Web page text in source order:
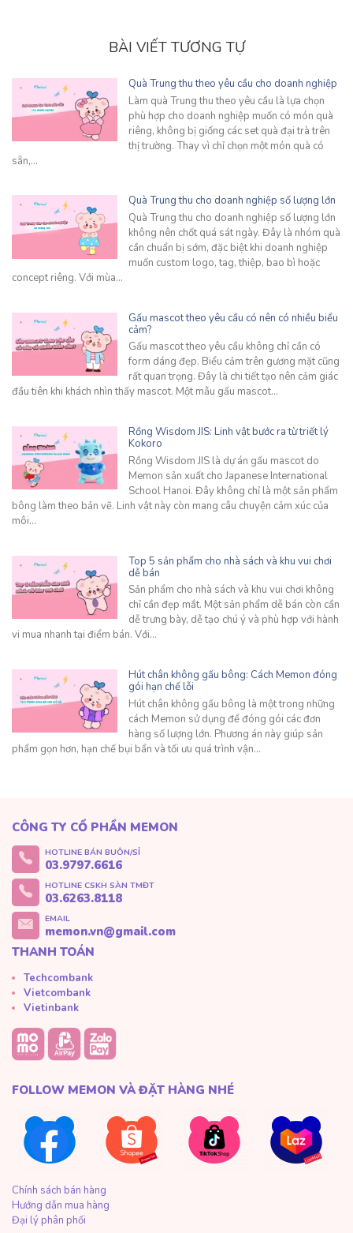
BÀI VIẾT TƯƠNG TỰ
Quà Trung thu theo yêu cầu cho doanh nghiệp
Làm quà Trung thu theo yêu cầu là lựa chọn
phù hợp cho doanh nghiệp muốn có món quà
riêng, không bị giống các set quà đại trà trên
thị trường. Thay vì chỉ chọn một món quà có
sẵn,…
Quà Trung thu cho doanh nghiệp số lượng lớn
Quà Trung thu cho doanh nghiệp số lượng lớn
không nên chốt quá sát ngày. Đây là nhóm quà
cần chuẩn bị sớm, đặc biệt khi doanh nghiệp
muốn custom logo, tag, thiệp, bao bì hoặc
concept riêng. Với mùa…
Gấu mascot theo yêu cầu có nên có nhiều biểu
cảm?
Gấu mascot theo yêu cầu không chỉ cần có
form dáng đẹp. Biểu cảm trên gương mặt cũng
rất quan trọng. Đây là chi tiết tạo nên cảm giác
đầu tiên khi khách nhìn thấy mascot. Một mẫu gấu mascot…
Rồng Wisdom JIS: Linh vật bước ra từ triết lý
Kokoro
Rồng Wisdom JIS là dự án gấu mascot do
Memon sản xuất cho Japanese International
School Hanoi. Đây không chỉ là một sản phẩm
bông làm theo bản vẽ. Linh vật này còn mang câu chuyện cảm xúc của
môi…
Top 5 sản phẩm cho nhà sách và khu vui chơi
dễ bán
Sản phẩm cho nhà sách và khu vui chơi không
chỉ cần đẹp mắt. Một sản phẩm dễ bán còn cần
dễ trưng bày, dễ tạo chú ý và phù hợp với hành
vi mua nhanh tại điểm bán. Với…
Hút chân không gấu bông: Cách Memon đóng
gói hạn chế lỗi
Hút chân không gấu bông là một trong những
cách Memon sử dụng để đóng gói các đơn
hàng số lượng lớn. Phương án này giúp sản
phẩm gọn hơn, hạn chế bụi bẩn và tối ưu quá trình vận…
CÔNG TY CỔ PHẦN MEMON
HOTLINE BÁN BUÔN/SỈ
03.9797.6616
HOTLINE CSKH SÀN TMĐT
03.6263.8118
EMAIL
memon.vn@gmail.com
THANH TOÁN
Techcombank
Vietcombank
Vietinbank
FOLLOW MEMON VÀ ĐẶT HÀNG NHÉ
Chính sách bán hàng
Hướng dẫn mua hàng
Đại lý phân phối